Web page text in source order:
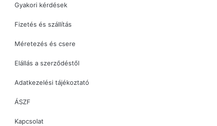
m
Gyakori kérdések
Fizetés és szállítás
Méretezés és csere
Elállás a szerződéstől
Adatkezelési tájékoztató
ÁSZF
Kapcsolat